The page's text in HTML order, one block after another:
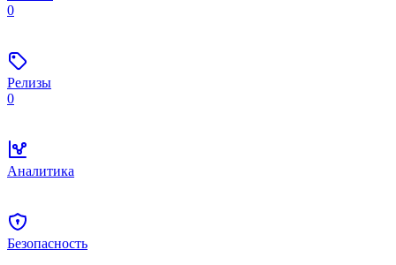
0
Релизы
0
Аналитика
Безопасность